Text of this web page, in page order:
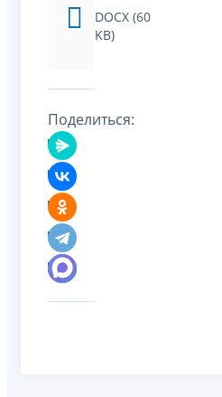
DOCX (60
KB)
Поделиться: